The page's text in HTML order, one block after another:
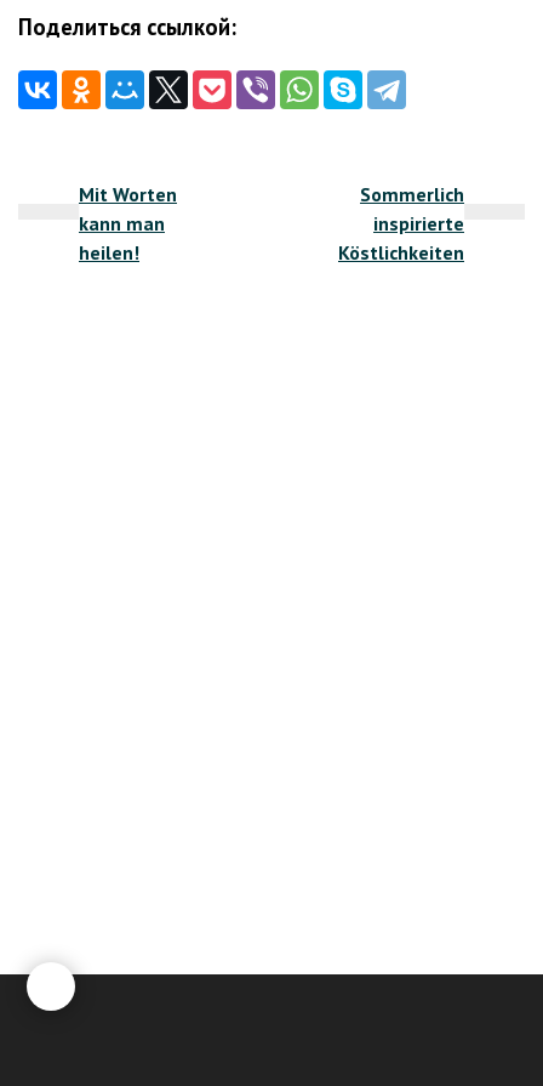
Поделиться ссылкой:
Mit Worten
kann man
heilen!
Sommerlich
inspirierte
Köstlichkeiten